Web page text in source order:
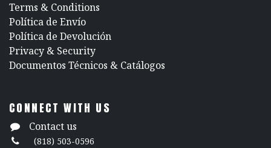
​Terms & Conditions
Política de Envío
Política de Devolución
​Privacy & Security
​Documentos Técnicos & Catálogos
CONNECT WITH US
Contact us
(818) 503-0596